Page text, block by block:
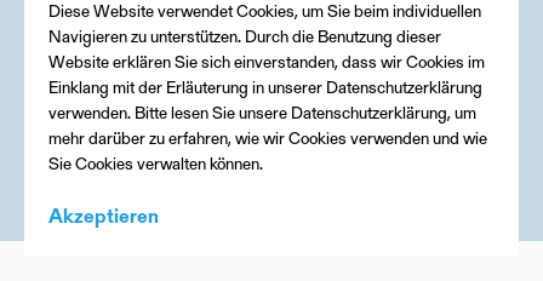
Medien
Kontakt
Impressum
Diese Website verwendet Cookies, um Sie beim individuellen
Navigieren zu unterstützen. Durch die Benutzung dieser
Website erklären Sie sich einverstanden, dass wir Cookies im
Einklang mit der Erläuterung in unserer Datenschutzerklärung
verwenden. Bitte lesen Sie unsere Datenschutzerklärung, um
mehr darüber zu erfahren, wie wir Cookies verwenden und wie
Sie Cookies verwalten können.
Akzeptieren